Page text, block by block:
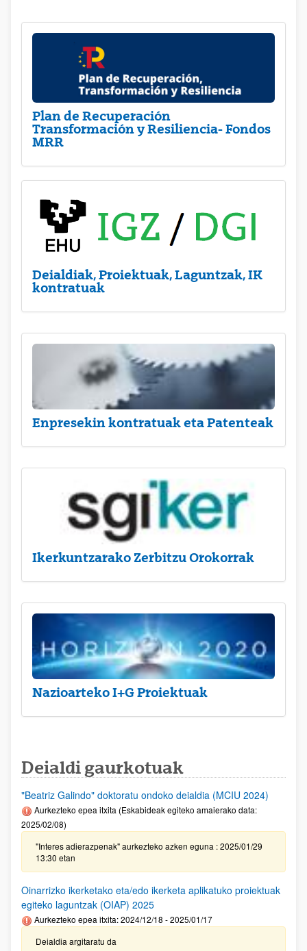
Plan de Recuperación
Transformación y Resiliencia- Fondos
MRR
Deialdiak, Proiektuak, Laguntzak, IK
kontratuak
Enpresekin kontratuak eta Patenteak
Ikerkuntzarako Zerbitzu Orokorrak
Nazioarteko I+G Proiektuak
Deialdi gaurkotuak
"Beatriz Galindo" doktoratu ondoko deialdia (MCIU 2024)
Aurkezteko epea itxita (Eskabideak egiteko amaierako data:
2025/02/08)
"Interes adierazpenak" aurkezteko azken eguna : 2025/01/29
13:30 etan
Oinarrizko ikerketako eta/edo ikerketa aplikatuko proiektuak
egiteko laguntzak (OIAP) 2025
Aurkezteko epea itxita: 2024/12/18 - 2025/01/17
Deialdia argitaratu da